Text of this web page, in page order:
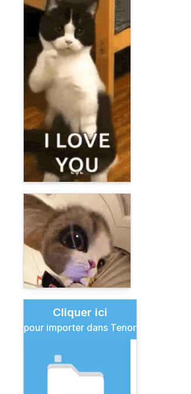
Cliquer ici
pour importer dans Tenor